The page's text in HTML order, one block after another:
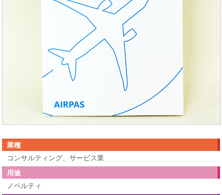
業種
コンサルティング、サービス業
用途
ノベルティ